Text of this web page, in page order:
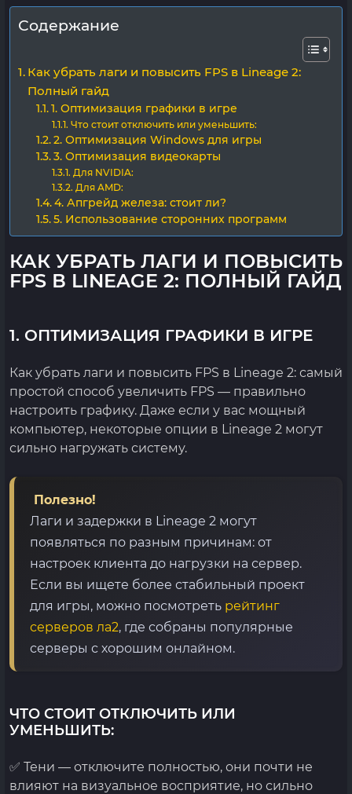
Содержание
Как убрать лаги и повысить FPS в Lineage 2:
Полный гайд
1. Оптимизация графики в игре
Что стоит отключить или уменьшить:
2. Оптимизация Windows для игры
3. Оптимизация видеокарты
Для NVIDIA:
Для AMD:
4. Апгрейд железа: стоит ли?
5. Использование сторонних программ
КАК УБРАТЬ ЛАГИ И ПОВЫСИТЬ
FPS В LINEAGE 2: ПОЛНЫЙ ГАЙД
1. ОПТИМИЗАЦИЯ ГРАФИКИ В ИГРЕ
Как убрать лаги и повысить FPS в Lineage 2: самый
простой способ увеличить FPS — правильно
настроить графику. Даже если у вас мощный
компьютер, некоторые опции в Lineage 2 могут
сильно нагружать систему.
Полезно!
Лаги и задержки в Lineage 2 могут
появляться по разным причинам: от
настроек клиента до нагрузки на сервер.
Если вы ищете более стабильный проект
для игры, можно посмотреть рейтинг
серверов ла2, где собраны популярные
серверы с хорошим онлайном.
ЧТО СТОИТ ОТКЛЮЧИТЬ ИЛИ
УМЕНЬШИТЬ:
✅ Тени — отключите полностью, они почти не
влияют на визуальное восприятие, но сильно